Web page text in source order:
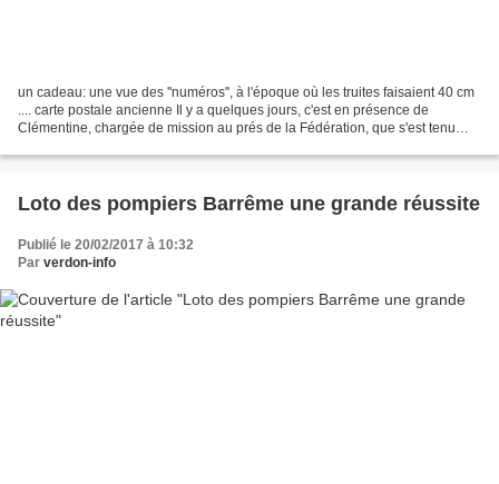
un cadeau: une vue des ''numéros'', à l'époque où les truites faisaient 40 cm
.... carte postale ancienne Il y a quelques jours, c'est en présence de
Clémentine, chargée de mission au prés de la Fédération, que s'est tenu
Loto des pompiers Barrême une grande réussite
Publié le 20/02/2017 à 10:32
Par verdon-info